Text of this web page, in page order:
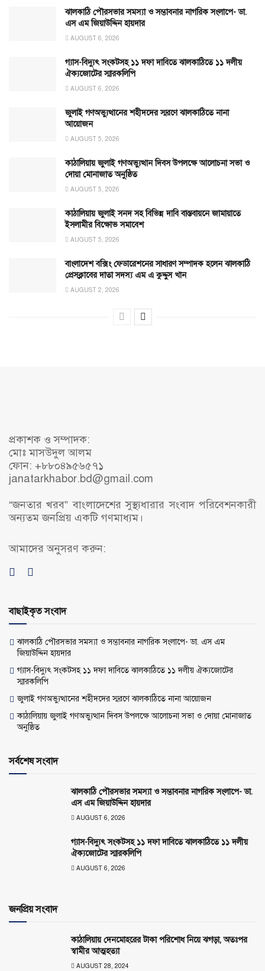
ঝালকাঠি পৌরসভার সমস্যা ও সম্ভাবনার নাগরিক সংলাপে- ডা.
এস এম জিয়াউদ্দিন হায়দার
AUGUST 6, 2026
গ্যাস-বিদ্যুৎ সংকটসহ ১১ দফা দাবিতে ঝালকাঠিতে ১১ দলীয়
ঐক্যজোটের স্মারকলিপি
AUGUST 6, 2026
জুলাই গণঅভ্যুত্থানের শহীদদের স্মরণে ঝালকাঠিতে নানা
আয়োজন
AUGUST 5, 2026
কাঠালিয়ায় জুলাই গণঅভ্যুত্থান দিবস উপলক্ষে আলোচনা সভা ও
দোয়া মোনাজাত অনুষ্ঠিত
AUGUST 5, 2026
কাঠালিয়ায় জুলাই সনদ সহ বিভিন্ন দাবি বাস্তবায়নে জামায়াতে
ইসলামীর বিক্ষোভ সমাবেশ
AUGUST 5, 2026
বাংলাদেশ বক্সিং ফেডারেশনের সাধারণ সম্পাদক হলেন ঝালকাঠি
প্রেসক্লাবের দাতা সদস্য এম এ কুদ্দুস খান
AUGUST 2, 2026
প্রকাশক ও সম্পাদক:
মোঃ মাসউদুল আলম
ফোন: +৮৮০৪৯৫৬৫৭১
janatarkhabor.bd@gmail.com
“জনতার খরব” বাংলাদেশের সুস্থ্যধারার সংবাদ পরিবেশনকারী
অন্যতম জনপ্রিয় একটি গণমাধ্যম।
আমাদের অনুসরণ করুন:
বাছাইকৃত সংবাদ
ঝালকাঠি পৌরসভার সমস্যা ও সম্ভাবনার নাগরিক সংলাপে- ডা. এস এম
জিয়াউদ্দিন হায়দার
গ্যাস-বিদ্যুৎ সংকটসহ ১১ দফা দাবিতে ঝালকাঠিতে ১১ দলীয় ঐক্যজোটের
স্মারকলিপি
জুলাই গণঅভ্যুত্থানের শহীদদের স্মরণে ঝালকাঠিতে নানা আয়োজন
কাঠালিয়ায় জুলাই গণঅভ্যুত্থান দিবস উপলক্ষে আলোচনা সভা ও দোয়া মোনাজাত
অনুষ্ঠিত
সর্বশেষ সংবাদ
ঝালকাঠি পৌরসভার সমস্যা ও সম্ভাবনার নাগরিক সংলাপে- ডা.
এস এম জিয়াউদ্দিন হায়দার
AUGUST 6, 2026
গ্যাস-বিদ্যুৎ সংকটসহ ১১ দফা দাবিতে ঝালকাঠিতে ১১ দলীয়
ঐক্যজোটের স্মারকলিপি
AUGUST 6, 2026
জনপ্রিয় সংবাদ
কাঠালিয়ায় দেনমোহরের টাকা পরিশোধ নিয়ে ঝগড়া, অতঃপর
স্বামীর আত্মহত্যা
AUGUST 28, 2024